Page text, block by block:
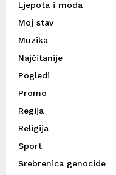
Ljepota i moda
Moj stav
Muzika
Najčitanije
Pogledi
Promo
Regija
Religija
Sport
Srebrenica genocide